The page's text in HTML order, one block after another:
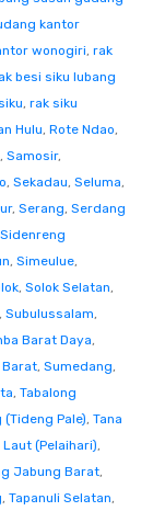
kantor
wonogiri, rak
besi siku lubang
, rak siku
Hulu, Rote Ndao,
, Samosir,
, Sekadau, Seluma,
, Serang, Serdang
Sidenreng
, Simeulue,
, Solok Selatan,
, Subulussalam,
Barat Daya,
Barat, Sumedang,
, Tabalong
(Tideng Pale), Tana
Laut (Pelaihari),
Jabung Barat,
, Tapanuli Selatan,